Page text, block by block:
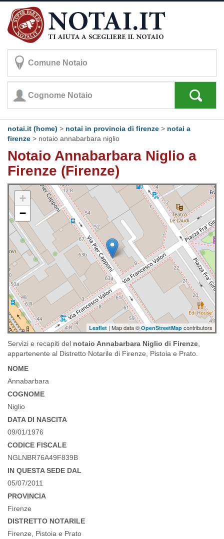
notai.it (home) > notai in provincia di firenze > notai a
firenze > notaio annabarbara niglio
Notaio Annabarbara Niglio a
Firenze (Firenze)
+
−
Leaflet | Map data ©OpenStreetMap contributors
Servizi e recapiti del notaio Annabarbara Niglio di Firenze
appartenente al Distretto Notarile di Firenze, Pistoia e Prato.
NOME
Annabarbara
COGNOME
Niglio
DATA DI NASCITA
09/01/1976
CODICE FISCALE
NGLNBR76A49F839B
IN QUESTA SEDE DAL
05/07/2011
PROVINCIA
Firenze
DISTRETTO NOTARILE
Firenze, Pistoia e Prato